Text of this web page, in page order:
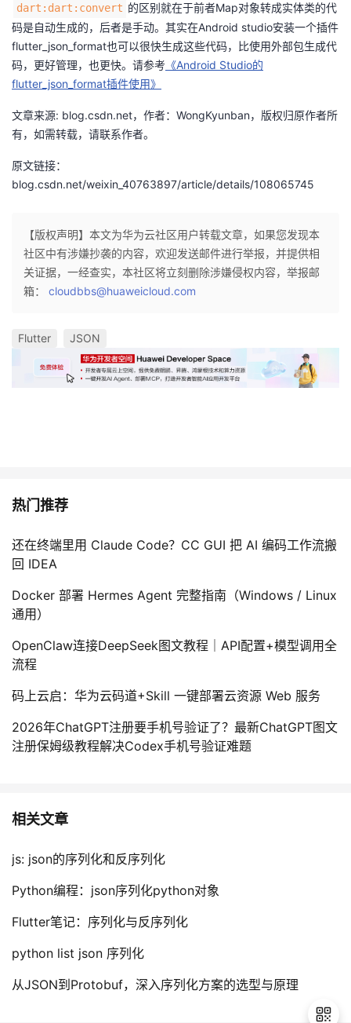
dart:dart:convert 的区别就在于前者Map对象转成实体类的代
码是自动生成的，后者是手动。其实在Android studio安装一个插件
flutter_json_format也可以很快生成这些代码，比使用外部包生成代
码，更好管理，也更快。请参考 《Android Studio的
flutter_json_format插件使用》
文章来源: blog.csdn.net，作者：WongKyunban，版权归原作者所
有，如需转载，请联系作者。
原文链接：
blog.csdn.net/weixin_40763897/article/details/108065745
【版权声明】本文为华为云社区用户转载文章，如果您发现本
社区中有涉嫌抄袭的内容，欢迎发送邮件进行举报，并提供相
关证据，一经查实，本社区将立刻删除涉嫌侵权内容，举报邮
箱： cloudbbs@huaweicloud.com
Flutter JSON
热门推荐
还在终端里用 Claude Code？CC GUI 把 AI 编码工作流搬
回 IDEA
Docker 部署 Hermes Agent 完整指南（Windows / Linux
通用）
OpenClaw连接DeepSeek图文教程｜API配置+模型调用全
流程
码上云启：华为云码道+Skill 一键部署云资源 Web 服务
2026年ChatGPT注册要手机号验证了？最新ChatGPT图文
注册保姆级教程解决Codex手机号验证难题
相关文章
js: json的序列化和反序列化
Python编程：json序列化python对象
Flutter笔记：序列化与反序列化
python list json 序列化
从JSON到Protobuf，深入序列化方案的选型与原理